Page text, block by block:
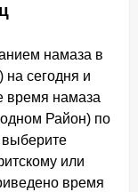
намаза в
сегодня и
время намаза
Район) по
или
время